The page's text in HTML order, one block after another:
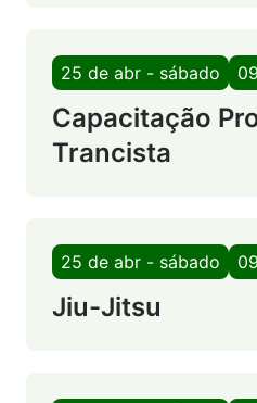
25 de abr - sábado
Capacitação
Trancista
25 de abr - sábado
Jiu-Jitsu